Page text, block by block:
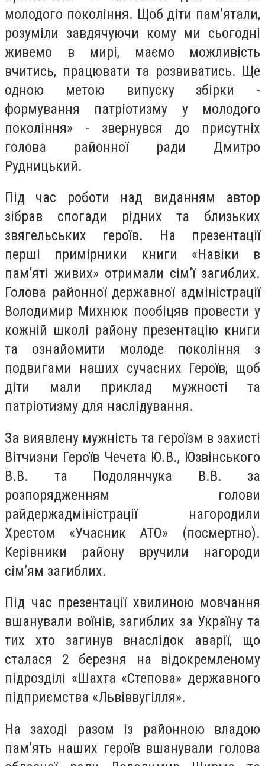
молодого покоління. Щоб діти пам’ятали,
розуміли завдячуючи кому ми сьогодні
живемо в мирі, маємо можливість
вчитись, працювати та розвиватись. Ще
одною метою випуску збірки -
формування патріотизму у молодого
покоління» - звернувся до присутніх
голова районної ради Дмитро
Рудницький.
Під час роботи над виданням автор
зібрав спогади рідних та близьких
звягельських героїв. На презентації
перші примірники книги «Навіки в
пам’яті живих» отримали сім’ї загиблих.
Голова районної державної адміністрації
Володимир Михнюк пообіцяв провести у
кожній школі району презентацію книги
та ознайомити молоде покоління з
подвигами наших сучасних Героїв, щоб
діти мали приклад мужності та
патріотизму для наслідування.
За виявлену мужність та героїзм в захисті
Вітчизни Героїв Чечета Ю.В., Юзвінського
В.В. та Подолянчука В.В. за
розпорядженням голови
райдержадміністрації нагородили
Хрестом «Учасник АТО» (посмертно).
Керівники району вручили нагороди
сім’ям загиблих.
Під час презентації хвилиною мовчання
вшанували воїнів, загиблих за Україну та
тих хто загинув внаслідок аварії, що
сталася 2 березня на відокремленому
підрозділі «Шахта «Степова» державного
підприємства «Львіввугілля».
На заході разом із районною владою
пам’ять наших героїв вшанували голова